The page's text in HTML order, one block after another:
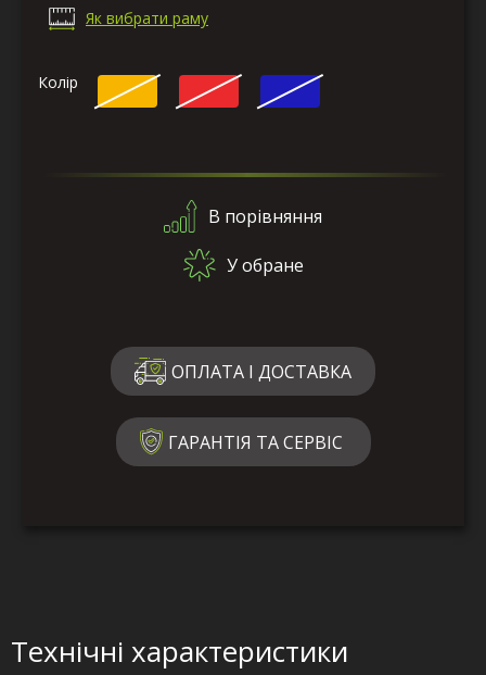
Як вибрати раму
Колір
В порівняння
У обране
ОПЛАТА І ДОСТАВКА
ГАРАНТІЯ ТА СЕРВІС
Технічні характеристики